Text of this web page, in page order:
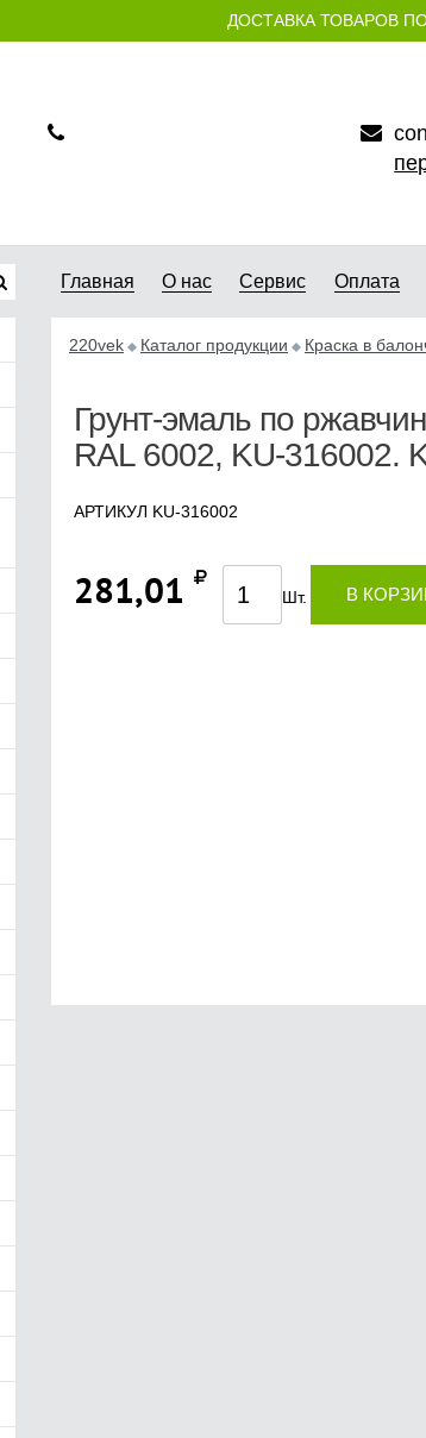
ДОСТАВКА ТОВАРОВ
Главная О нас Сервис Оплата
220vek Каталог продукции Краска в
Грунт-эмаль по
RAL 6002, KU-316002.
АРТИКУЛ KU-316002
281,01 Шт. В